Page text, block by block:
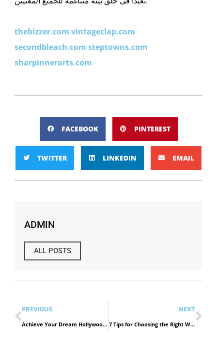
thebizzer.com vintageclap.com
secondbleach.com steptowns.com
sharpinnerarts.com
FACEBOOK PINTEREST
TWITTER LINKEDIN EMAIL
ADMIN
ALL POSTS
PREVIOUS
Achieve Your Dream Hollywood Smile: Expert Tips & Services
NEXT
7 Tips for Choosing the Right Web Design Company in Dubai